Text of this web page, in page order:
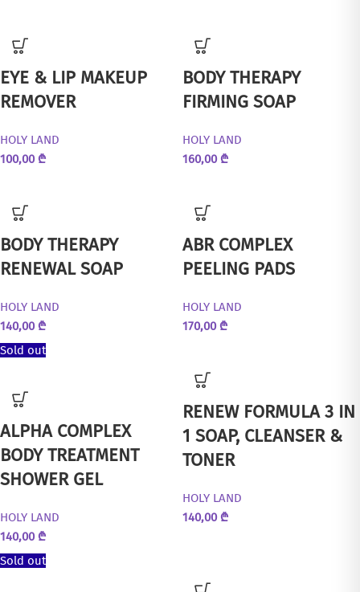
EYE & LIP MAKEUP
REMOVER
HOLY LAND
100,00₾
BODY THERAPY
FIRMING SOAP
HOLY LAND
160,00₾
BODY THERAPY
RENEWAL SOAP
HOLY LAND
140,00₾
ABR COMPLEX
PEELING PADS
HOLY LAND
170,00₾
Sold out
ALPHA COMPLEX
BODY TREATMENT
SHOWER GEL
HOLY LAND
140,00₾
RENEW FORMULA 3 IN
1 SOAP, CLEANSER &
TONER
HOLY LAND
140,00₾
Sold out